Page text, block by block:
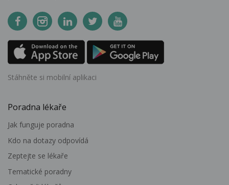
Stáhněte si mobilní aplikaci
Poradna lékaře
Jak funguje poradna
Kdo na dotazy odpovídá
Zeptejte se lékaře
Tematické poradny